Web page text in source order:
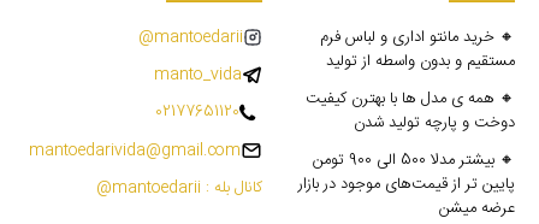
🔸 خرید مانتو اداری و لباس فرم
مستقیم و بدون واسطه از تولید
🔸 همه ی مدل ها با بهترن کیفیت
دوخت و پارچه تولید شدن
🔸 بیشتر مدلا 500 الی 900 تومن
پایین تر از قیمت‌های موجود در بازار
عرضه میشن
mantoedarii@
manto_vida
02177651120
mantoedarivida@gmail.com
کانال بله : mantoedarii@